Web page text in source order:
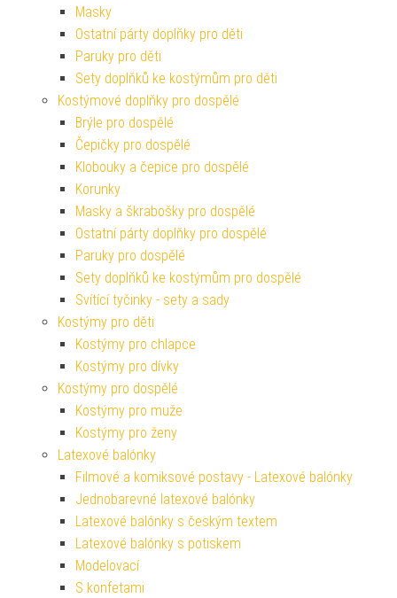
Masky
Ostatní párty doplňky pro děti
Paruky pro děti
Sety doplňků ke kostýmům pro děti
Kostýmové doplňky pro dospělé
Brýle pro dospělé
Čepičky pro dospělé
Klobouky a čepice pro dospělé
Korunky
Masky a škrabošky pro dospělé
Ostatní párty doplňky pro dospělé
Paruky pro dospělé
Sety doplňků ke kostýmům pro dospělé
Svítící tyčinky - sety a sady
Kostýmy pro děti
Kostýmy pro chlapce
Kostýmy pro dívky
Kostýmy pro dospělé
Kostýmy pro muže
Kostýmy pro ženy
Latexové balónky
Filmové a komiksové postavy - Latexové balónky
Jednobarevné latexové balónky
Latexové balónky s českým textem
Latexové balónky s potiskem
Modelovací
S konfetami